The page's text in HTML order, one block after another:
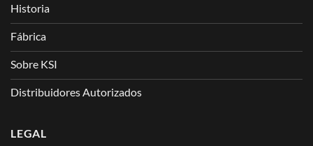
Historia
Fábrica
Sobre KSI
Distribuidores Autorizados
LEGAL